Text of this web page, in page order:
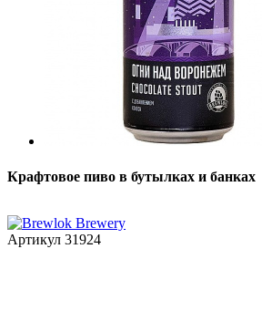
Крафтовое пиво в бутылках и банках
Артикул 31924